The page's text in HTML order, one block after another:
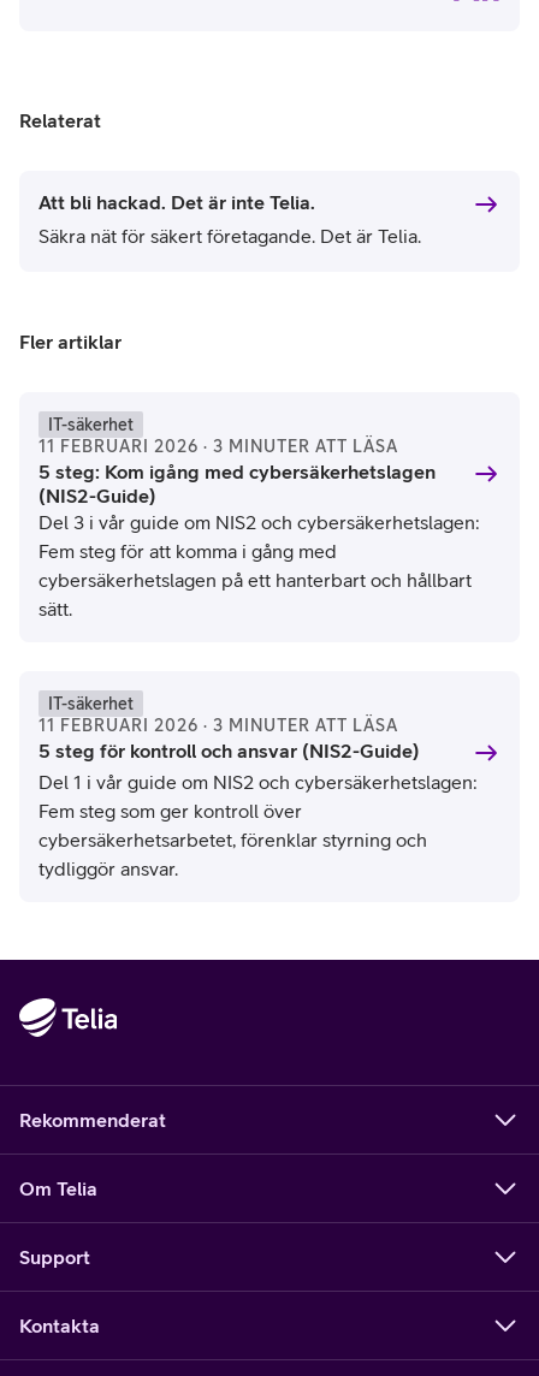
Relaterat
Att bli hackad. Det är inte Telia.
Säkra nät för säkert företagande. Det är Telia.
Fler artiklar
IT-säkerhet
11 FEBRUARI 2026 · 3 MINUTER ATT LÄSA
5 steg: Kom igång med cybersäkerhetslagen
(NIS2-Guide)
Del 3 i vår guide om NIS2 och cybersäkerhetslagen:
Fem steg för att komma i gång med
cybersäkerhetslagen på ett hanterbart och hållbart
sätt.
IT-säkerhet
11 FEBRUARI 2026 · 3 MINUTER ATT LÄSA
5 steg för kontroll och ansvar (NIS2-Guide)
Del 1 i vår guide om NIS2 och cybersäkerhetslagen:
Fem steg som ger kontroll över
cybersäkerhetsarbetet, förenklar styrning och
tydliggör ansvar.
Rekommenderat
Om Telia
Support
Kontakta